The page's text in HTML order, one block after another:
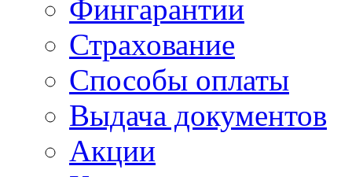
Фингарантии
Страхование
Способы оплаты
Выдача документов
Акции